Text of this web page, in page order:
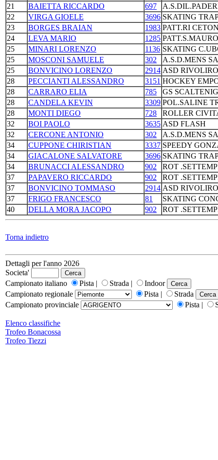
21
BAIETTA RICCARDO 697
22
VIRGA GIOELE 3696 SKATING
23
BORGES BRAIAN 1983 PATT.RI
24
LEVA MARIO 1285
25
MINARI LORENZO 1136 SKATING
25
MOSCONI SAMUELE 302
A.S.D.MENS
25
BONVICINO LORENZO 2914 ASD
28
PECCIANTI ALESSANDRO 3151 HOCKEY
28
CARRARO ELIA 785
GS
28
CANDELA KEVIN 3309 POL.SALINE
28
MONTI DIEGO 728
ROLLER
32
BOI PAOLO 3635 ASD FLASH
32
CERCONE ANTONIO 302
A.S.D.MENS
34
CUPPONE CHIRISTIAN 3337 SPEEDY
34
GIACALONE SALVATORE 3696 SKATING
34
BRUNACCI ALESSANDRO 902
ROT
37
PAPAVERO RICCARDO 902
ROT
37
BONVICINO TOMMASO 2914 ASD
37
FRIGO FRANCESCO 81
SKATING
40
DELLA MORA JACOPO 902 ROT
Torna indietro
Dettagli per l'anno 2026
Societa'
Campionato italiano
Pista | Strada |
Indoor
Campionato regionale
Pista |
Strada
Campionato provinciale
Pista |
Elenco classifiche
Trofeo Bonacossa
Trofeo Tiezzi